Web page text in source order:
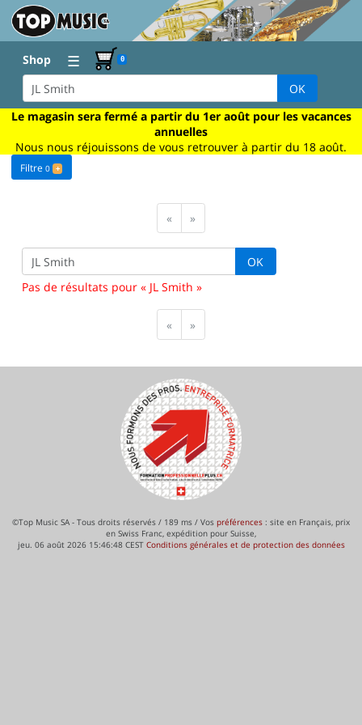
Shop ☰ 0
OK
Le magasin sera fermé a partir du 1er août pour les vacances
annuelles
Nous nous réjouissons de vous retrouver à partir du 18 août.
Filtre0 +
« »
OK
Pas de résultats pour « JL Smith »
« »
©Top Music SA - Tous droits réservés / 189 ms / Vos préférences : site en Français, prix
en Swiss Franc, expédition pour Suisse,
jeu. 06 août 2026 15:46:48 CEST Conditions générales et de protection des données